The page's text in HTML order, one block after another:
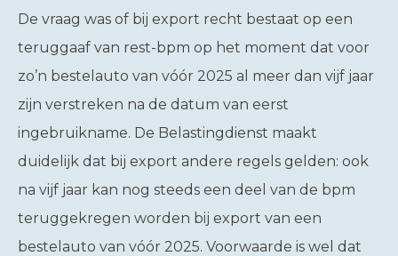
De vraag was of bij export recht bestaat op een
teruggaaf van rest-bpm op het moment dat voor
zo’n bestelauto van vóór 2025 al meer dan vijf jaar
zijn verstreken na de datum van eerst
ingebruikname. De Belastingdienst maakt
duidelijk dat bij export andere regels gelden: ook
na vijf jaar kan nog steeds een deel van de bpm
teruggekregen worden bij export van een
bestelauto van vóór 2025. Voorwaarde is wel dat